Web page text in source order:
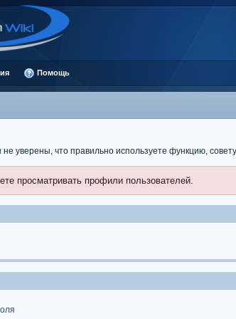
Помощь
не уверены, что правильно используете функцию,
просматривать профили пользователей.